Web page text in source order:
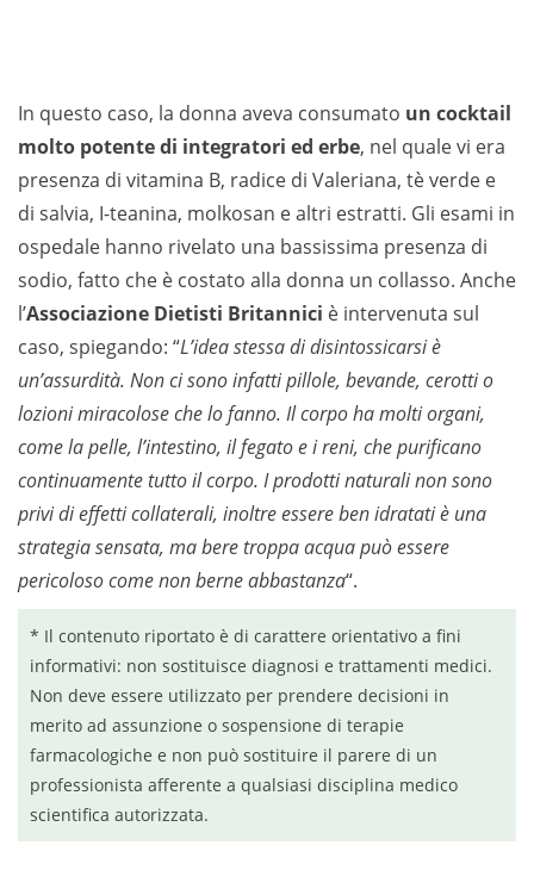
In questo caso, la donna aveva consumato un cocktail
molto potente di integratori ed erbe, nel quale vi era
presenza di vitamina B, radice di Valeriana, tè verde e
di salvia, I-teanina, molkosan e altri estratti. Gli esami in
ospedale hanno rivelato una bassissima presenza di
sodio, fatto che è costato alla donna un collasso. Anche
l’Associazione Dietisti Britannici è intervenuta sul
caso, spiegando: “L’idea stessa di disintossicarsi è
un’assurdità. Non ci sono infatti pillole, bevande, cerotti o
lozioni miracolose che lo fanno. Il corpo ha molti organi,
come la pelle, l’intestino, il fegato e i reni, che purificano
continuamente tutto il corpo. I prodotti naturali non sono
privi di effetti collaterali, inoltre essere ben idratati è una
strategia sensata, ma bere troppa acqua può essere
pericoloso come non berne abbastanza“.
* Il contenuto riportato è di carattere orientativo a fini
informativi: non sostituisce diagnosi e trattamenti medici.
Non deve essere utilizzato per prendere decisioni in
merito ad assunzione o sospensione di terapie
farmacologiche e non può sostituire il parere di un
professionista afferente a qualsiasi disciplina medico
scientifica autorizzata.